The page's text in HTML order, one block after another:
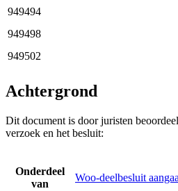
949494
949498
949502
Achtergrond
Dit document is door juristen
verzoek en het besluit:
Onderdeel
van
Woo-deelbesluit